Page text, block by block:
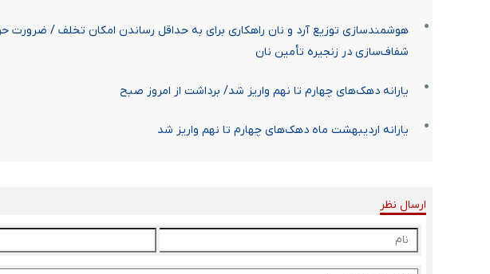
هوشمندسازی توزیع آرد و نان راهکاری برای به حداقل رساندن امکان تخلف /
شفاف‌سازی در زنجیره تأمین نان
یارانه دهک‌های چهارم تا نهم واریز شد/ برداشت از امروز صبح
یارانه اردیبهشت ماه دهک‌های چهارم تا نهم واریز شد
ارسال نظر